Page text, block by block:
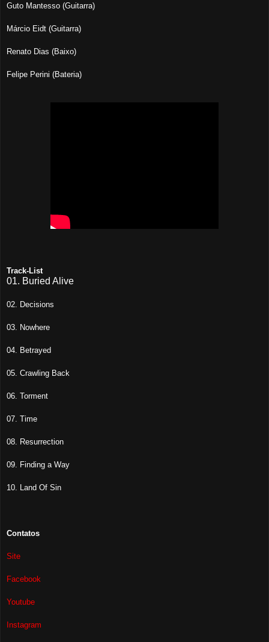
Guto Mantesso (Guitarra)
Márcio Eidt (Guitarra)
Renato Dias (Baixo)
Felipe Perini (Bateria)
Track-List
01. Buried Alive
02. Decisions
03. Nowhere
04. Betrayed
05. Crawling Back
06. Torment
07. Time
08. Resurrection
09. Finding a Way
10. Land Of Sin
Contatos
Site
Facebook
Youtube
Instagram